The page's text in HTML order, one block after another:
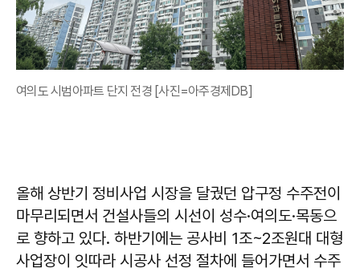
여의도 시범아파트 단지 전경 [사진=아주경제DB]
올해 상반기 정비사업 시장을 달궜던 압구정 수주전이
마무리되면서 건설사들의 시선이 성수·여의도·목동으
로 향하고 있다. 하반기에는 공사비 1조~2조원대 대형
사업장이 잇따라 시공사 선정 절차에 들어가면서 수주